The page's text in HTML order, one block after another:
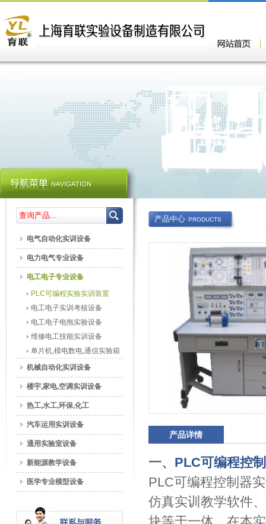
产品中心 PRODUCTS
产品详情
一、 PLC可编程控
PLC可编程控制器
仿真实训教学软件
电气自动化实训设备
电力电气专业设备
电工电子专业设备
PLC可编程实验实训装置
电工电子实训考核设备
电工电子电拖实验设备
维修电工技能实训设备
单片机,模电数电,通信实验箱
机械自动化实训设备
楼宇,家电,空调实训设备
热工,水工,环保,化工
汽车运用实训设备
通用实验室设备
新能源教学设备
医学专业模型设备